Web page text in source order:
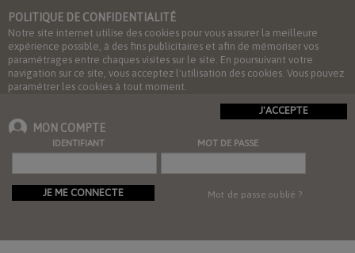
POLITIQUE DE CONFIDENTIALITÉ
Notre site internet utilise des cookies pour vous assurer la meilleure
expérience possible, à des fins publicitaires et afin de mémoriser vos
paramétrages entre chaques visites sur le site. En poursuivant votre
navigation sur ce site, vous acceptez l'utilisation des cookies. Vous pouvez
paramétrer les cookies à tout moment.
J'ACCEPTE
MON COMPTE
IDENTIFIANT MOT DE PASSE
JE ME CONNECTE Mot de passe oublié ?